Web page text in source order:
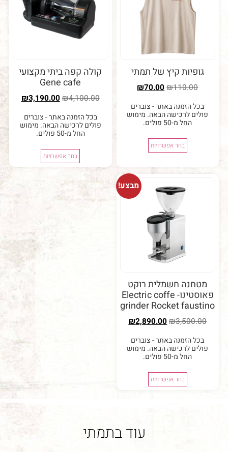
קיץ של תמתי
₪70.00
הזמנה באתר - צוברים
לרכישה הבאה. מימוש
בחר אפשרויות
קולה קפה ביתי מקצועי
Gene cafe
₪
₪3,190.00
בכל הזמנה באתר - צוברים
פולים לרכישה הבאה. מימוש
החל מ-50 פולים.
בחר אפשרויות
מבצע!
חשמלית רוקט
פאוסטינו- Electric coffe
grinder Rocket
₪
₪2,890.00
הזמנה באתר - צוברים
לרכישה הבאה. מימוש
בחר אפשרויות
עוד בתמתי